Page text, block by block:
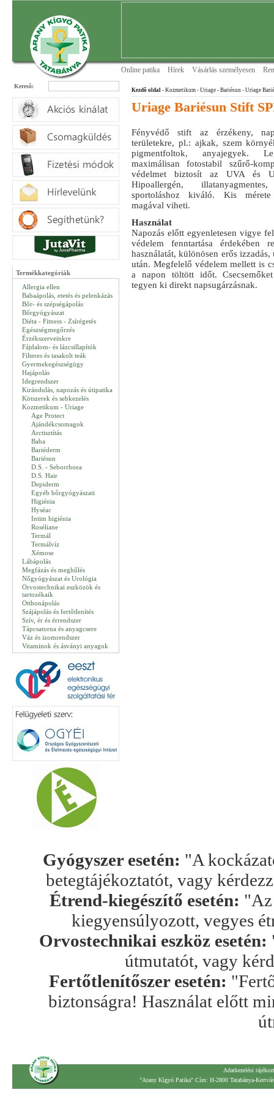
Online patika Hírek Vásárlás személyesen
Keresõ:
Termékkategóriák
Allergia ellen
Babaápolás, etetés és pelenkázás
Bőr- és szépségápolás
Bőrgyógyászat
Diéta - Fitness - Zsírégetés
Egészségmegőrzés
Érzékszerveinkre
Fájdalom- és lázcsillapítók
Filteres és tasakolt teák
Gyermekegészségügy
Hajápolás
Idegrendszer
Kirándulás, napozás és útipatika
Kötszerek és sebkezelés
Kozmetikum - Uriage
Age Protect
Ajándékcsomagok
Arctisztítás
Baba
Bariéderm
Bariésun
D.S. - Seborrhoea
D.S. Hair
Depiderm
Egyéb bőrgyógyászati
Higiénia
Hyséac
Intim higiénia
Roséliane
Termál
Termálvíz
Xémose
Lábápolás
Megfázás és meghűlés
Nőgyógyászat és Urológia
Orvostechnikai eszközök és
tartozékaik
Otthonápolás
Szájápolás és fertőtlenítés
Szív, ér és érrendszer
Tápcsatorna és anyagcsere
Váz és izomrendszer
Vitaminok és ásványi anyagok
Kezdõ oldal - Kozmetikum - Uriage - Bariésun - Uriage
Uriage Bariésun Stift
Fényvédő stift az érzékeny,
területekre, pl.: ajkak, szem
pigmentfoltok, anyajegyek.
maximálisan fotostabil szűrő-
védelmet biztosít az UVA és
Hipoallergén,
sportoláshoz kiváló. Kis
magával viheti.
Használat
Napozás előtt egyenletesen vigye
védelem fenntartása érdekében
használatát, különösen erős
után. Megfelelő védelem mellett is
a napon töltött időt.
tegyen ki direkt napsugárzásnak.
Gyógyszer esetén: "A
betegtájékoztatót, vagy
Étrend-kiegészítő esetén: "Az
kiegyensúlyozott, vegyes
Orvostechnikai eszköz esetén:
útmutatót, vagy
Fertőtlenítőszer esetén:
biztonságra! Használat előtt
Adatkezelési
"Arany Kígyó Patika" Cím: H-2800 Tatabánya-